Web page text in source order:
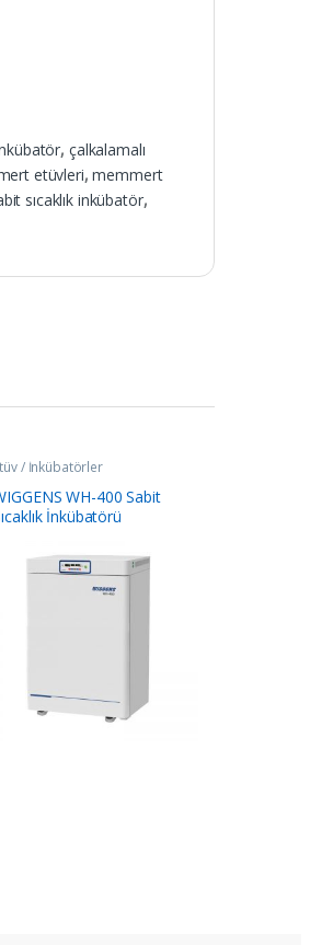
, çalkalamalı
etüvleri,memmert
sıcaklık inkübatör,
/ İnkübatörler
WH-400 Sabit
İnkübatörü